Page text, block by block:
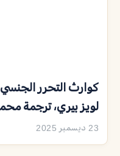
كوارث التحرر
لويز بيري، ترجمة
23 ديسمبر 2025